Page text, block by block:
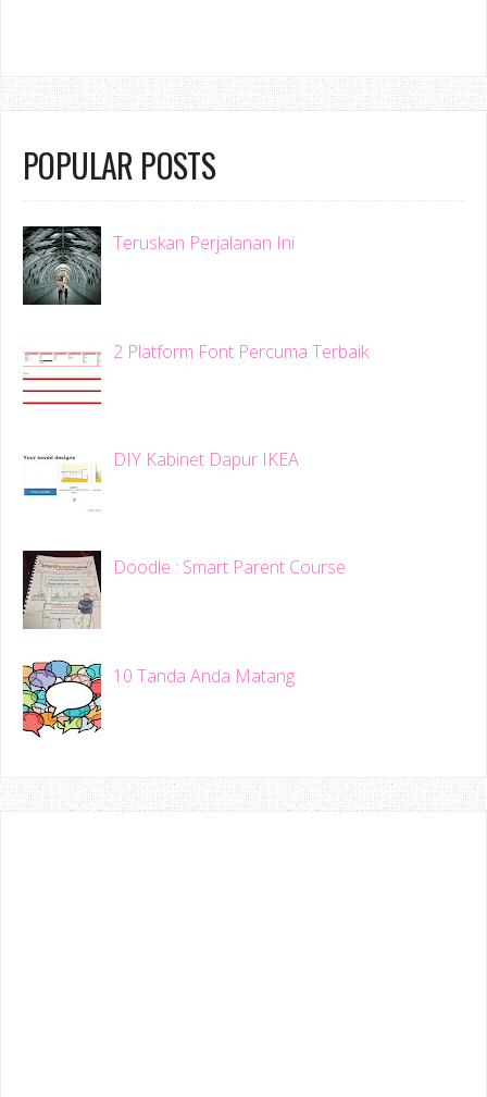
POPULAR POSTS
Teruskan Perjalanan Ini
2 Platform Font Percuma Terbaik
DIY Kabinet Dapur IKEA
Doodle : Smart Parent Course
10 Tanda Anda Matang